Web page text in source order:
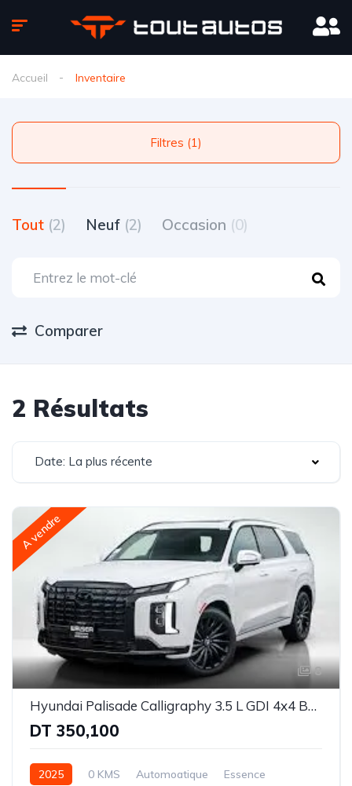
Accueil Inventaire
Filtres (1)
Tout (2) Neuf (2) Occasion (0)
Comparer
2 Résultats
Date: La plus récente
A vendre
8
Hyundai Palisade Calligraphy 3.5 L GDI 4x4 BVA
DT 350,100
2025 0 KMS Automoatique
Essence